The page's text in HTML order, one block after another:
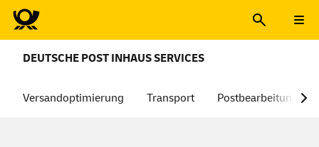
DEUTSCHE POST INHAUS SERVICES
Versandoptimierung Transport Postbearbeitung